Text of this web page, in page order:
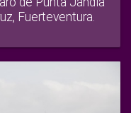
Fuerteventura.